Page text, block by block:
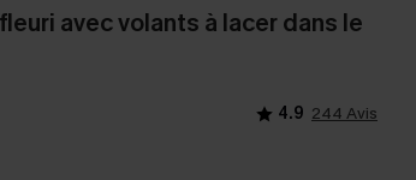
avec volants à lacer dans le
4.9 244 Avis